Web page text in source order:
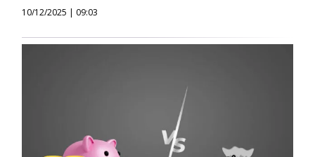
10/12/2025 | 09:03